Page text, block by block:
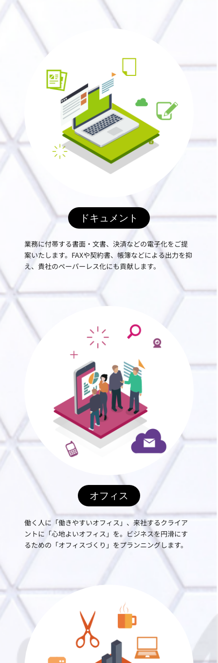
ドキュメント
業務に付帯する書面・文書、決済などの電子化をご提
案いたします。FAXや契約書、帳簿などによる出力を抑
え、貴社のペーパーレス化にも貢献します。
オフィス
働く人に「働きやすいオフィス」、来社するクライア
ントに「心地よいオフィス」を。ビジネスを円滑にす
るための「オフィスづくり」をプランニングします。